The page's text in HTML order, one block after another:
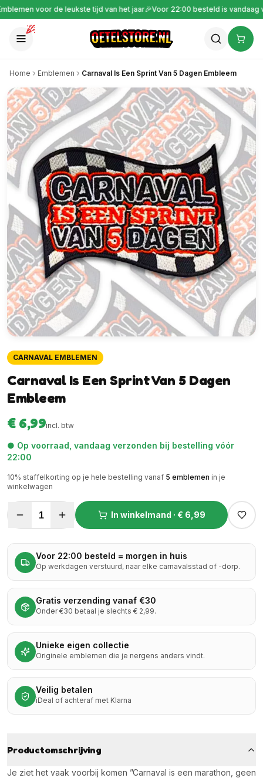
Gratis verzending vanaf €30🎉Emblemen voor de leukste tijd van het jaar🎉
Home Emblemen Carnaval Is Een Sprint Van 5 Dagen Embleem
CARNAVAL EMBLEMEN
Carnaval Is Een Sprint Van 5 Dagen
Embleem
€ 6,99incl. btw
● Op voorraad, vandaag verzonden bij bestelling vóór
22:00
10% staffelkorting op je hele bestelling vanaf 5 emblemen in je
winkelwagen
1 In winkelmand · € 6,99
Voor 22:00 besteld = morgen in huis
Op werkdagen verstuurd, naar elke carnavalsstad of -dorp.
Gratis verzending vanaf €30
Onder €30 betaal je slechts € 2,99.
Unieke eigen collectie
Originele emblemen die je nergens anders vindt.
Veilig betalen
iDeal of achteraf met Klarna
Productomschrijving
Je ziet het vaak voorbij komen ”Carnaval is een marathon, geen